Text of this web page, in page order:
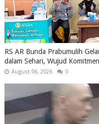
RS AR Bunda Prabumulih
dalam Sehari, Wujud
August 06, 2026 0